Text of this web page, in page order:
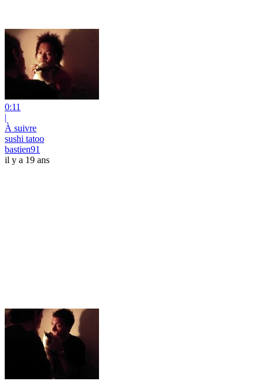
0:11
|
À suivre
sushi tatoo
bastien91
il y a 19 ans